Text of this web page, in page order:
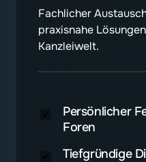
Fachlicher
praxisnahe
Kanzleiwelt.
Persönlicher
Foren
Tiefgründige